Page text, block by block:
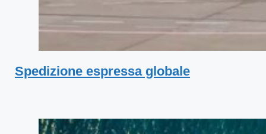
Spedizione espressa globale